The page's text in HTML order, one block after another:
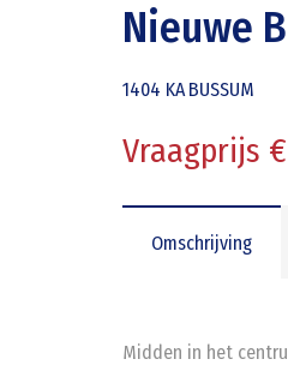
Nieuwe
1404 KA BUSSUM
Vraagprijs
Omschrijving
Midden in het